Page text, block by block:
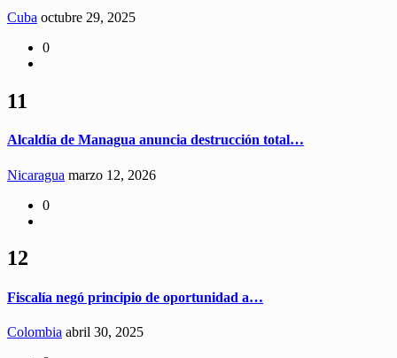
Cuba octubre 29, 2025
0
11
Alcaldía de Managua anuncia destrucción total…
Nicaragua marzo 12, 2026
0
12
Fiscalía negó principio de oportunidad a…
Colombia abril 30, 2025